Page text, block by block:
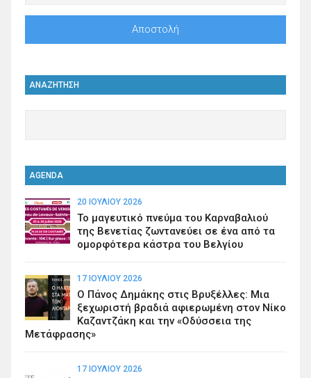
ΑΝΑΖΗΤΗΣΗ
AGENDA
20 ΙΟΥΛΊΟΥ 2026
Το μαγευτικό πνεύμα του Καρναβαλιού
της Βενετίας ζωντανεύει σε ένα από τα
ομορφότερα κάστρα του Βελγίου
17 ΙΟΥΛΊΟΥ 2026
Ο Πάνος Δημάκης στις Βρυξέλλες: Μια
ξεχωριστή βραδιά αφιερωμένη στον Νίκο
Καζαντζάκη και την «Οδύσσεια της
Μετάφρασης»
17 ΙΟΥΛΊΟΥ 2026